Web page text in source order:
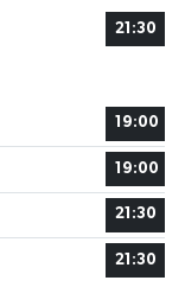
21:30
19:00
19:00
21:30
21:30